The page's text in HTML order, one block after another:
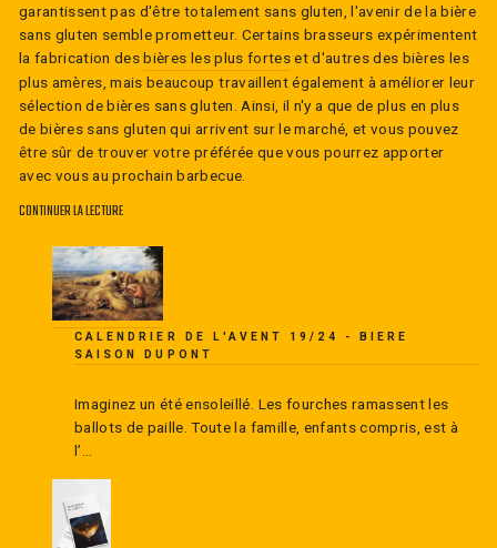
garantissent pas d'être totalement sans gluten, l'avenir de la bière
sans gluten semble prometteur. Certains brasseurs expérimentent
la fabrication desbières les plus forteset d'autres des bières les
plus amères, mais beaucoup travaillent également à améliorer leur
sélection de bières sans gluten. Ainsi, il n'y a que de plus en plus
de bières sans gluten qui arrivent sur le marché, et vous pouvez
être sûr de trouver votre préférée que vous pourrez apporter
avec vous au prochain barbecue.
CONTINUER LA LECTURE
CALENDRIER DE L'AVENT 19/24 - BIERE
SAISON DUPONT
Imaginez un été ensoleillé. Les fourches ramassent les
ballots de paille. Toute la famille, enfants compris, est à
l’...